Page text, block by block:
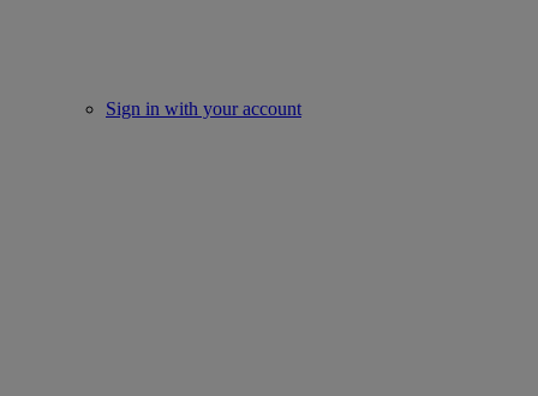
Sign in with your account